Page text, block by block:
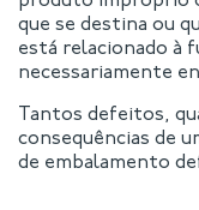
que se destina ou
está relacionado à
necessariamente
Tantos defeitos,
consequências de
de embalamento